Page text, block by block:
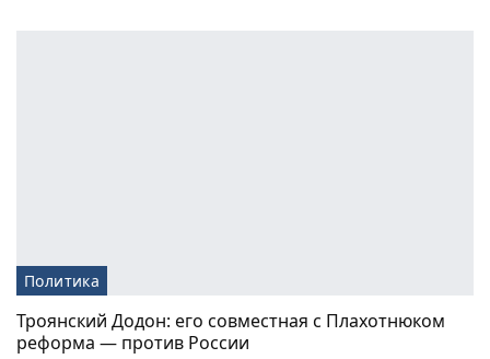
Политика
Троянский Додон: его совместная с Плахотнюком
реформа — против России